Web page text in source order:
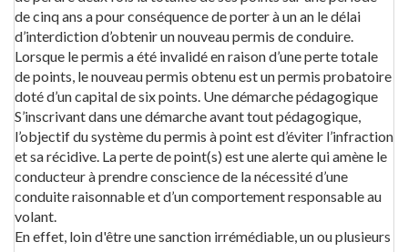
de cinq ans a pour conséquence de porter à un an le délai
d’interdiction d’obtenir un nouveau permis de conduire.
Lorsque le permis a été invalidé en raison d’une perte totale
de points, le nouveau permis obtenu est un permis probatoire
doté d’un capital de six points. Une démarche pédagogique
S’inscrivant dans une démarche avant tout pédagogique,
l’objectif du système du permis à point est d’éviter l’infraction
et sa récidive. La perte de point(s) est une alerte qui amène le
conducteur à prendre conscience de la nécessité d’une
conduite raisonnable et d’un comportement responsable au
volant.
En effet, loin d'être une sanction irrémédiable, un ou plusieurs